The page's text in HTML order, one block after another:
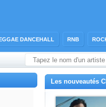
DANCEHALL RNB
Les nouveautés